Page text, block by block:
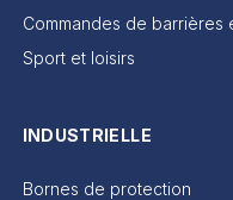
Commandes de barrières
Sport et loisirs
INDUSTRIELLE
Bornes de protection